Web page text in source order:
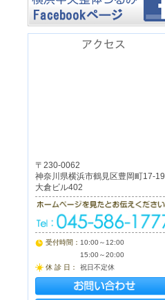
アクセス
〒230-0062
神奈川県横浜市鶴見区豊岡町17-19
大倉ビル402
受付時間： 10:00～12:00
15:00～20:00
休 診 日：
祝日不定休